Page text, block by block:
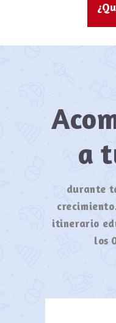
a
durante
itinerario
los